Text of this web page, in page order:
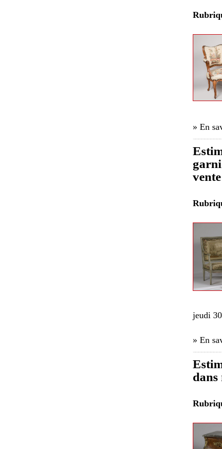
» En
jeudi
» En
dans